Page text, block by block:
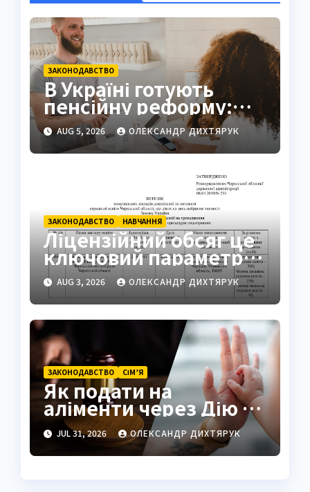
ЗАКОНОДАВСТВО
В Україні готують
пенсійну реформу:
мінімум 6000 грн
AUG 5, 2026 ОЛЕКСАНДР ДИХТЯРУК
ЗАКОНОДАВСТВО НАВЧАННЯ
Ліцензійний обсяг це
ключовий параметр
освітньої діяльності
закладів
AUG 3, 2026 ОЛЕКСАНДР ДИХТЯРУК
ЗАКОНОДАВСТВО СІМ’Я
Як подати на
аліменти через Дію у
2026 році
JUL 31, 2026 ОЛЕКСАНДР ДИХТЯРУК